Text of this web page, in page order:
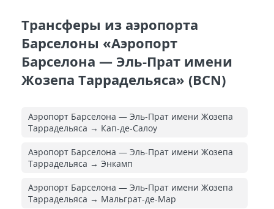
Трансферы из аэропорта
Барселоны «Аэропорт
Барселона — Эль-Прат имени
Жозепа Таррадельяса» (BCN)
Аэропорт Барселона — Эль-Прат имени Жозепа
Таррадельяса → Кап-де-Салоу
Аэропорт Барселона — Эль-Прат имени Жозепа
Таррадельяса → Энкамп
Аэропорт Барселона — Эль-Прат имени Жозепа
Таррадельяса → Мальграт-де-Мар